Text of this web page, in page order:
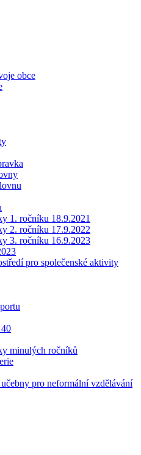
obce
1. ročníku 18.9.2021
2. ročníku 17.9.2022
3. ročníku 16.9.2023
pro společenské aktivity
minulých ročníků
pro neformální vzdělávání